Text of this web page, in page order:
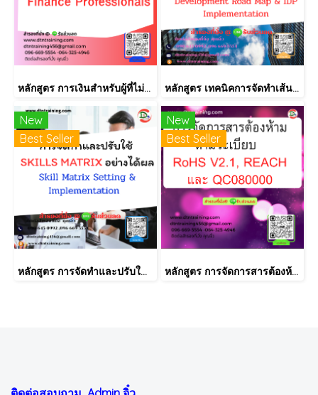
หลักสูตร การเงินสำหรับผู้ที่ไม่ได้มีวิชาชีพด้านการเงิน (Finance for Non-Finance Professionals) หลักสูตร เทคนิคการจัดทำเส้นทางการฝึกอบรม และการพัฒนาบุคลากร เป็นรายบุคคลอย่างเป็นระบบ Effective Training and Development Road Map & IDP Implementation
New
Best Seller
หลักสูตร การจัดทำและปรับใช้ SKILLS MATRIX อย่างได้ผล Skill Matrix Setting & Implementation
New
Best Seller
หลักสูตร การจัดการสารต้องห้ามตามระเบียบ RoHS V2.1, REACH และ QC080000